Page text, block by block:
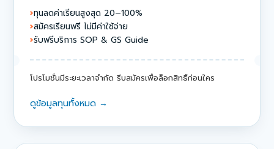
ทุนลดค่าเรียนสูงสุด 20–100%
สมัครเรียนฟรี ไม่มีค่าใช้จ่าย
รับฟรีบริการ SOP & GS Guide
โปรโมชั่นมีระยะเวลาจำกัด รีบสมัครเพื่อล็อกสิทธิ์ก่อนใคร
ดูข้อมูลทุนทั้งหมด →